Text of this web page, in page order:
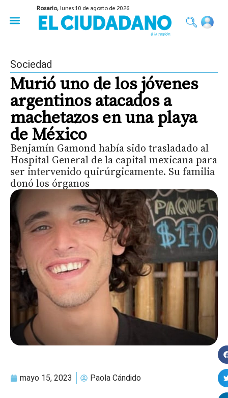
Rosario,lunes 10 de agosto de 2026
Sociedad
Murió uno de los jóvenes
argentinos atacados a
machetazos en una playa
de México
Benjamín Gamond había sido trasladado al
Hospital General de la capital mexicana para
ser intervenido quirúrgicamente. Su familia
donó los órganos
mayo 15, 2023 Paola Cándido